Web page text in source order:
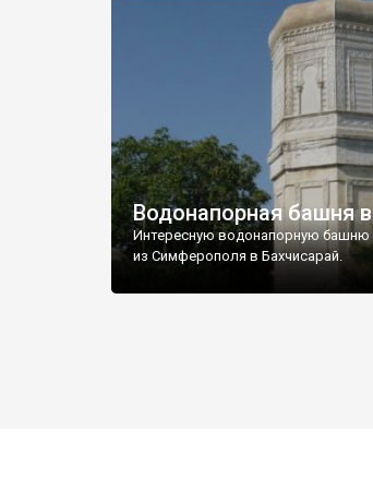
Водонапорная башня
Интересную водонапорную башню
из Симферополя в Бахчисарай.